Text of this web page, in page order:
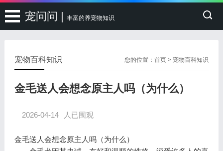
宠问问 | 丰富的养宠物知识
您的位置：首页 >宠物百科知识
宠物百科知识
金毛送人会想念原主人吗（为什么）
2026-04-14 人已围观
金毛送人会想念原主人吗（为什么）